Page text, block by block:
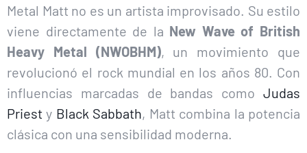
Metal Matt no es un artista improvisado. Su estilo
viene directamente de la New Wave of British
Heavy Metal (NWOBHM), un movimiento que
revolucionó el rock mundial en los años 80. Con
influencias marcadas de bandas como Judas
Priest y Black Sabbath, Matt combina la potencia
clásica con una sensibilidad moderna.